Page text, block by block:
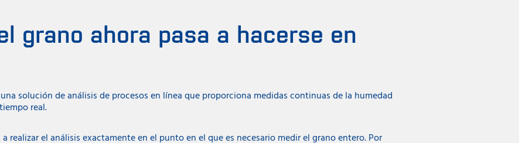
grano ahora pasa a hacerse en
solución de análisis de procesos en línea que proporciona medidas continuas de la humedad
real.
realizar el análisis exactamente en el punto en el que es necesario medir el grano entero. Por